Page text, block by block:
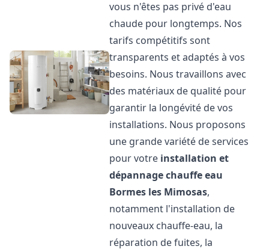
vous n'êtes pas privé d'eau
chaude pour longtemps. Nos
tarifs compétitifs sont
transparents et adaptés à vos
besoins. Nous travaillons avec
des matériaux de qualité pour
garantir la longévité de vos
installations. Nous proposons
une grande variété de services
pour votre installation et
dépannage chauffe eau
Bormes les Mimosas,
notamment l'installation de
nouveaux chauffe-eau, la
réparation de fuites, la